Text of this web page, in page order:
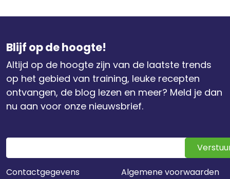
Blijf op de hoogte!
Altijd op de hoogte zijn van de laatste trends
op het gebied van training, leuke recepten
ontvangen, de blog lezen en meer? Meld je dan
nu aan voor onze nieuwsbrief.
Contactgegevens
Algemene voorwaarden